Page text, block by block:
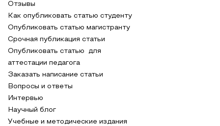
Отзывы
Как опубликовать статью студенту
Опубликовать статью магистранту
Срочная публикация статьи
Опубликовать статью для
аттестации педагога
Заказать написание статьи
Вопросы и ответы
Интервью
Научный блог
Учебные и методические издания